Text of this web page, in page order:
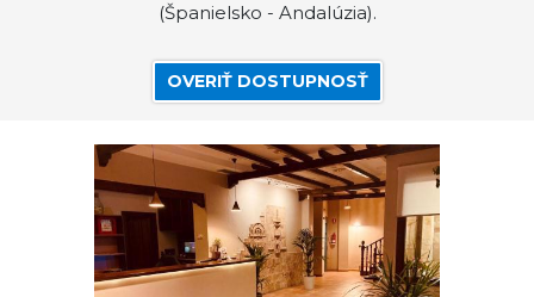
(Španielsko - Andalúzia).
OVERIŤ DOSTUPNOSŤ